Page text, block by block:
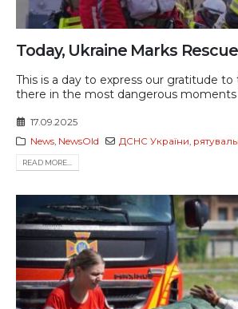
Today, Ukraine Marks
This is a day to express our gratitude to
there in the most dangerous
17.09.2025
News, NewsOld ДСНС України,
READ MORE...